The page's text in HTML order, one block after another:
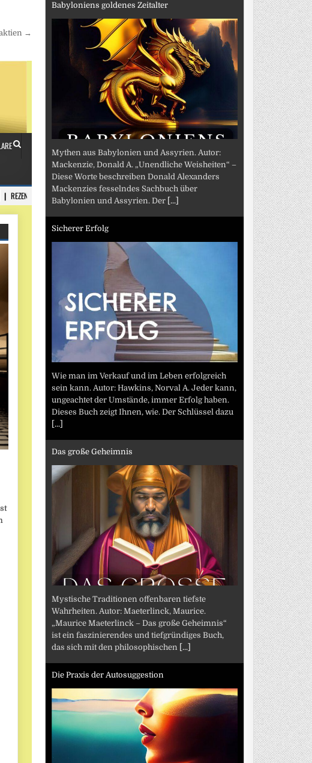
→
Babyloniens goldenes Zeitalter
Mythen aus Babylonien und Assyrien. Autor:
Mackenzie, Donald A. „Unendliche Weisheiten“ –
Diese Worte beschreiben Donald Alexanders
Mackenzies fesselndes Sachbuch über
Babylonien und Assyrien. Der [...]
Sicherer Erfolg
Wie man im Verkauf und im Leben erfolgreich
sein kann. Autor: Hawkins, Norval A. Jeder kann,
ungeachtet der Umstände, immer Erfolg haben.
Dieses Buch zeigt Ihnen, wie. Der Schlüssel dazu
[...]
Das große Geheimnis
Mystische Traditionen offenbaren tiefste
Wahrheiten. Autor: Maeterlinck, Maurice.
„Maurice Maeterlinck – Das große Geheimnis“
ist ein faszinierendes und tiefgründiges Buch,
das sich mit den philosophischen [...]
Die Praxis der Autosuggestion